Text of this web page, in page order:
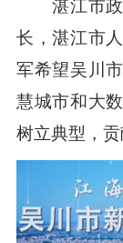
湛江市政
长，湛江市
军希望吴川
慧城市和大
树立典型，贡